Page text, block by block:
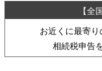
お近くに最寄
相続税申告